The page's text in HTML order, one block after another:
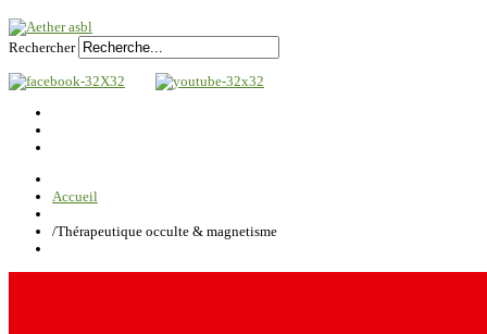
Rechercher
Accueil
/Thérapeutique occulte & magnetisme